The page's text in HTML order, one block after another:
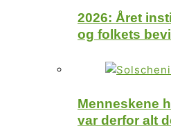
2026: Året
og folkets
Menneskene
var derfor alt